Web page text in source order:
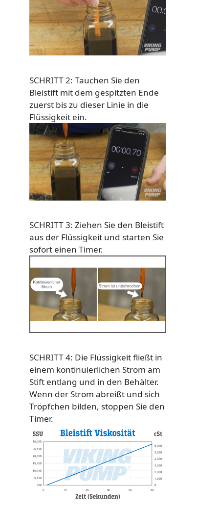
Custom Content Two
Image
SCHRITT 2: Tauchen Sie den
Bleistift mit dem gespitzten Ende
zuerst bis zu dieser Linie in die
Flüssigkeit ein.
Custom Content One
Image
SCHRITT 3: Ziehen Sie den Bleistift
aus der Flüssigkeit und starten Sie
sofort einen Timer.
Custom Content Two
Image
SCHRITT 4: Die Flüssigkeit fließt in
einem kontinuierlichen Strom am
Stift entlang und in den Behälter.
Wenn der Strom abreißt und sich
Tröpfchen bilden, stoppen Sie den
Timer.
Custom Content One
Image